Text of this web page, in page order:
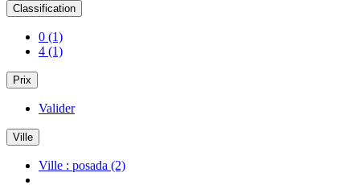
Classification
0 (1)
4 (1)
Prix
Valider
Ville
Ville : posada (2)